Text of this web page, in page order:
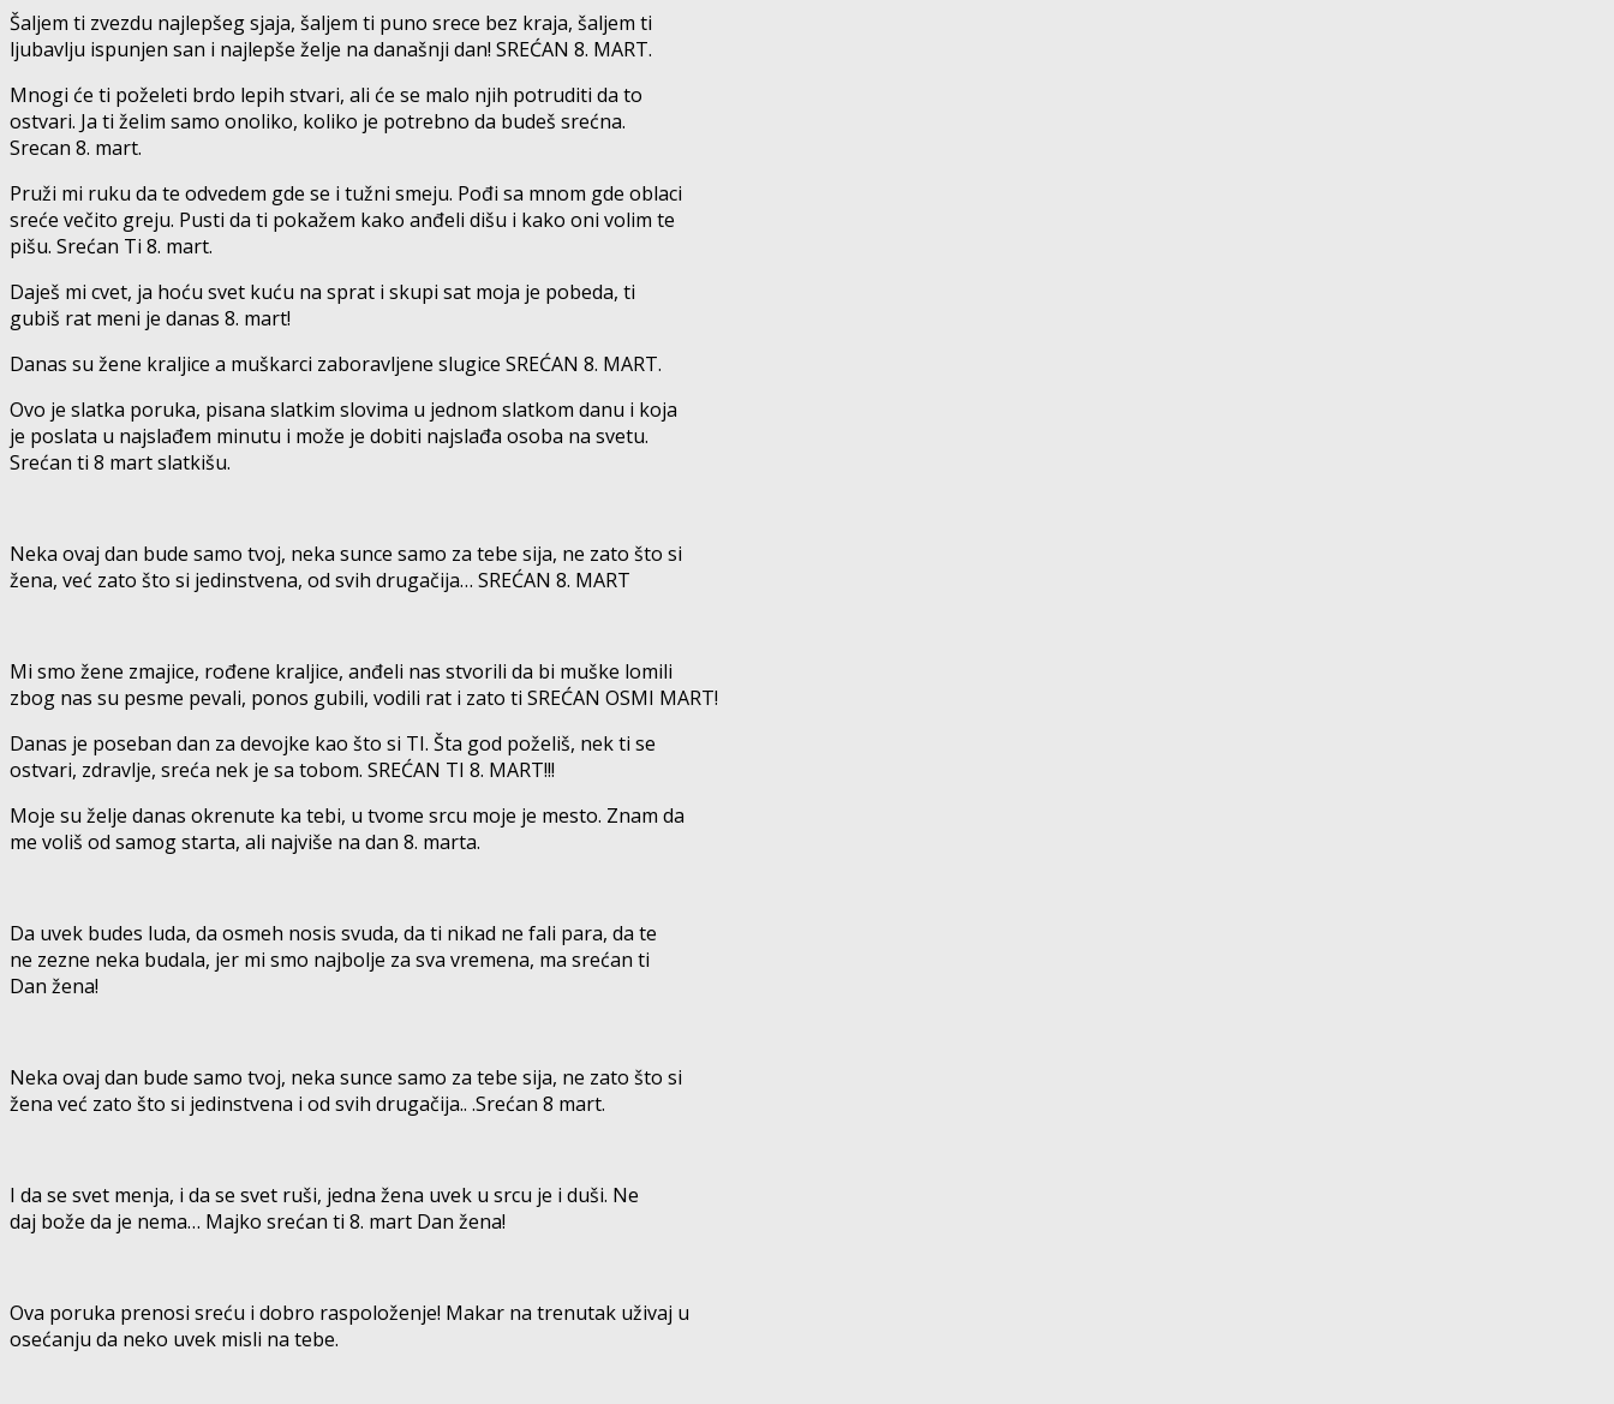
Šaljem ti zvezdu najlepšeg sjaja, šaljem ti puno srece bez kraja, šaljem ti
ljubavlju ispunjen san i najlepše želje na današnji dan! SREĆAN 8. MART.
Mnogi će ti poželeti brdo lepih stvari, ali će se malo njih potruditi da to
ostvari. Ja ti želim samo onoliko, koliko je potrebno da budeš srećna.
Srecan 8. mart.
Pruži mi ruku da te odvedem gde se i tužni smeju. Pođi sa mnom gde oblaci
sreće večito greju. Pusti da ti pokažem kako anđeli dišu i kako oni volim te
pišu. Srećan Ti 8. mart.
Daješ mi cvet, ja hoću svet kuću na sprat i skupi sat moja je pobeda, ti
gubiš rat meni je danas 8. mart!
Danas su žene kraljice a muškarci zaboravljene slugice SREĆAN 8. MART.
Ovo je slatka poruka, pisana slatkim slovima u jednom slatkom danu i koja
je poslata u najslađem minutu i može je dobiti najslađa osoba na svetu.
Srećan ti 8 mart slatkišu.
Neka ovaj dan bude samo tvoj, neka sunce samo za tebe sija, ne zato što si
žena, već zato što si jedinstvena, od svih drugačija… SREĆAN 8. MART
Mi smo žene zmajice, rođene kraljice, anđeli nas stvorili da bi muške lomili
zbog nas su pesme pevali, ponos gubili, vodili rat i zato ti SREĆAN OSMI MART!
Danas je poseban dan za devojke kao što si TI. Šta god poželiš, nek ti se
ostvari, zdravlje, sreća nek je sa tobom. SREĆAN TI 8. MART!!!
Moje su želje danas okrenute ka tebi, u tvome srcu moje je mesto. Znam da
me voliš od samog starta, ali najviše na dan 8. marta.
Da uvek budes luda, da osmeh nosis svuda, da ti nikad ne fali para, da te
ne zezne neka budala, jer mi smo najbolje za sva vremena, ma srećan ti
Dan žena!
Neka ovaj dan bude samo tvoj, neka sunce samo za tebe sija, ne zato što si
žena već zato što si jedinstvena i od svih drugačija.. .Srećan 8 mart.
I da se svet menja, i da se svet ruši, jedna žena uvek u srcu je i duši. Ne
daj bože da je nema… Majko srećan ti 8. mart Dan žena!
Ova poruka prenosi sreću i dobro raspoloženje! Makar na trenutak uživaj u
osećanju da neko uvek misli na tebe.